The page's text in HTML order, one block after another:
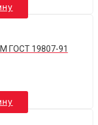
ГОСТ 19807-91